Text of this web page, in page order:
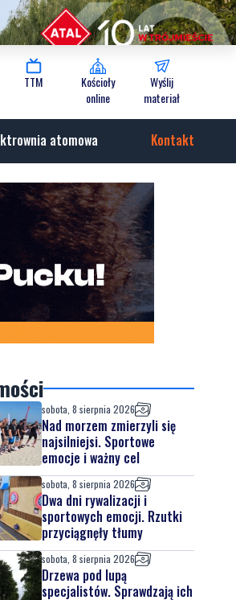
TTM
Kościoły
online
Wyślij
materiał
atomowa Kontakt
sobota, 8 sierpnia 2026
Nad morzem zmierzyli się
najsilniejsi. Sportowe
emocje i ważny cel
sobota, 8 sierpnia 2026
Dwa dni rywalizacji i
sportowych emocji. Rzutki
przyciągnęły tłumy
sobota, 8 sierpnia 2026
Drzewa pod lupą
specjalistów. Sprawdzają ich